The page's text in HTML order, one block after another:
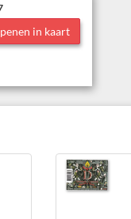
in kaart